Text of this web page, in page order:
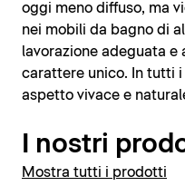
oggi meno diffuso, ma
nei mobili da bagno di
lavorazione adeguata e
carattere unico. In tutti
aspetto vivace e
I nostri
Mostra tutti i prodotti